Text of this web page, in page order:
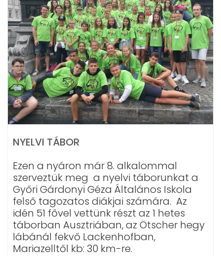
NYELVI TÁBOR
Ezen a nyáron már 8. alkalommal
szerveztük meg a nyelvi táborunkat a
Győri Gárdonyi Géza Általános Iskola
felső tagozatos diákjai számára. Az
idén 51 fővel vettünk részt az 1 hetes
táborban Ausztriában, az Ötscher hegy
lábánál fekvő Lackenhofban,
Mariazelltől kb: 30 km-re.